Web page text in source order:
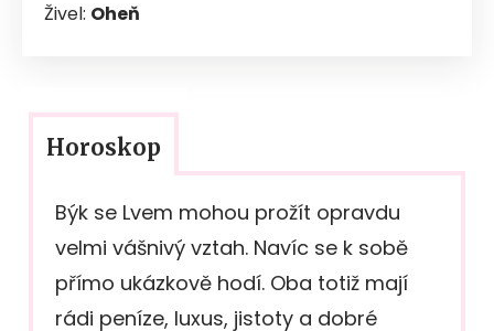
Živel: Oheň
Horoskop
Býk se Lvem mohou prožít opravdu
velmi vášnivý vztah. Navíc se k sobě
přímo ukázkově hodí. Oba totiž mají
rádi peníze, luxus, jistoty a dobré